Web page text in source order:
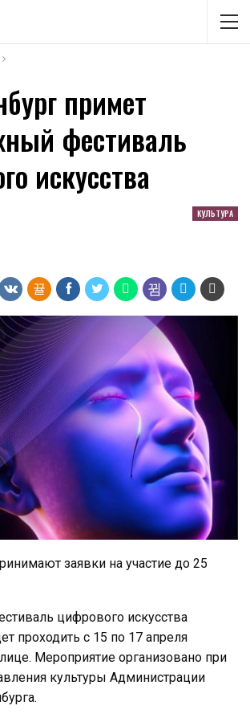
примет
фестиваль
искусства
КУЛЬТУРА
заявки на участие до 25
цифрового искусства
проходить с 15 по 17 апреля
Мероприятие организовано при
культуры Администрации